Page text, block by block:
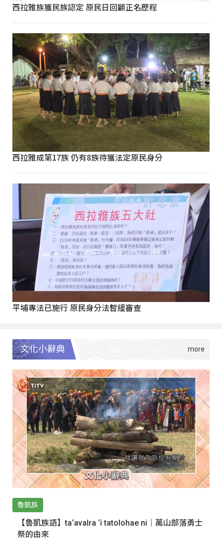
西拉雅族獲民族認定 原民日回顧正名歷程
西拉雅成第17族 仍有8族待獲法定原民身分
平埔專法已施行 原民身分法暫緩審查
文化小辭典
魯凱族
【魯凱族語】ta‘avalra ‘i tatolohae ni｜萬山部落勇士
祭的由來